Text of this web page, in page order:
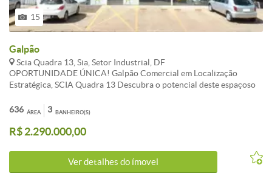
15
Galpão
Scia Quadra 13, Sia, Setor Industrial, DF
OPORTUNIDADE ÚNICA! Galpão Comercial em Localização
Estratégica, SCIA Quadra 13 Descubra o potencial deste espaçoso
nível. Situado no SCIA Quadra 13, este imóvel oferece uma
combinação de funcionalidade e acesso. ATENÇÃO
INVESTIDORES, ÓTIMA RENTABILIDADE: alugado por R$
Moderno: Espaço adicional inteligentemente projetado para
escritórios ou armazenagem vertical. - Acesso Facilitado: Rampa
ÁREA
636 BANHEIRO(S)
3
R$ 2.290.000,00
Ver detalhes do ímovel